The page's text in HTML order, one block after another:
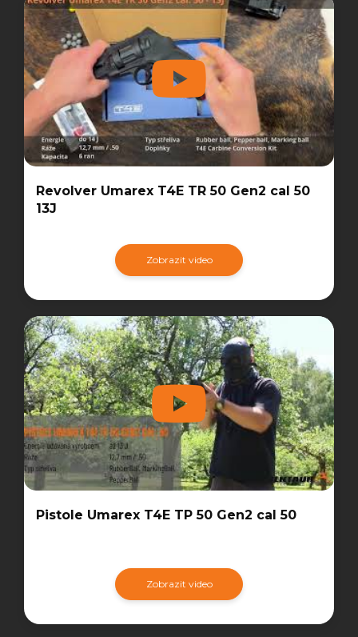
Revolver Umarex T4E TR 50 Gen2 cal 50
13J
Zobrazit video
Pistole Umarex T4E TP 50 Gen2 cal 50
Zobrazit video